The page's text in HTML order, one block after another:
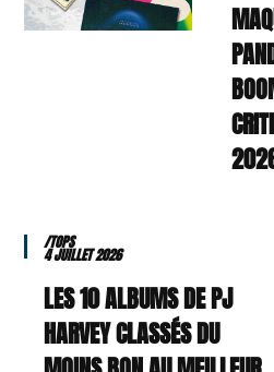
/TOPS
4 JUILLET 2026
LES 10 ALBUMS DE PJ
HARVEY CLASSÉS DU